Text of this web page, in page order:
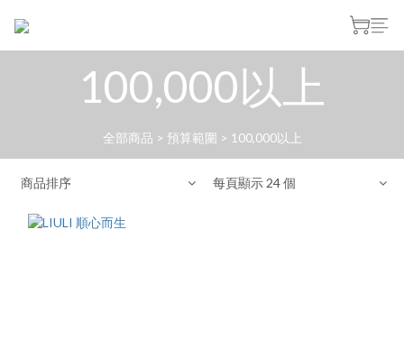
100,000以上
全部商品 > 預算範圍 > 100,000以上
商品排序 每頁顯示 24 個